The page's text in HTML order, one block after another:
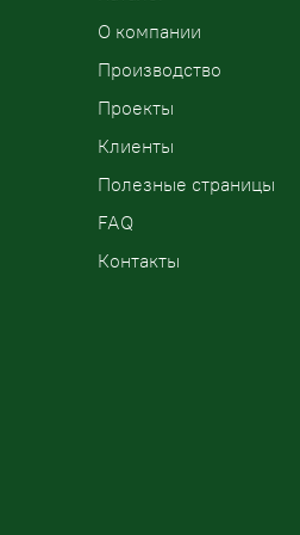
О компании
Производство
Проекты
Клиенты
Полезные страницы
FAQ
Контакты